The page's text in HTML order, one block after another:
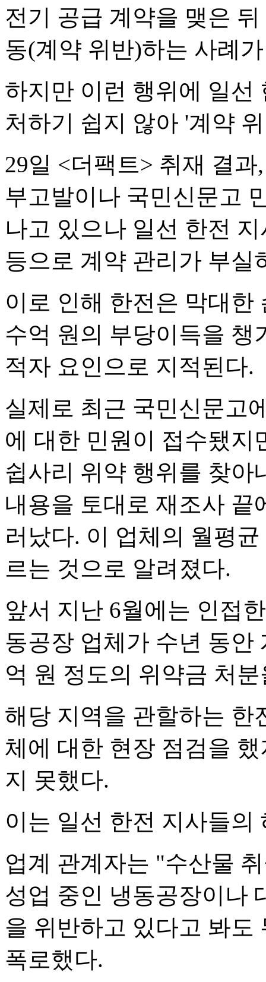
전기 공급 계약을 맺은
동(계약 위반)하는 사례
하지만 이런 행위에 일선
처하기 쉽지 않아 '계약
29일 <더팩트> 취재 결
부고발이나 국민신문고
나고 있으나 일선 한전
등으로 계약 관리가 부실
이로 인해 한전은 막대한
수억 원의 부당이득을 챙
적자 요인으로 지적된다.
실제로 최근 국민신문고
에 대한 민원이 접수됐지
쉽사리 위약 행위를 찾아
내용을 토대로 재조사 끝
러났다. 이 업체의 월평
르는 것으로 알려졌다.
앞서 지난 6월에는 인접
동공장 업체가 수년 동안
억 원 정도의 위약금 처
해당 지역을 관할하는 한
체에 대한 현장 점검을
지 못했다.
이는 일선 한전 지사들의
업계 관계자는 "수산물
성업 중인 냉동공장이나
을 위반하고 있다고 봐
폭로했다.